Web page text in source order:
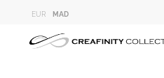
EUR MAD